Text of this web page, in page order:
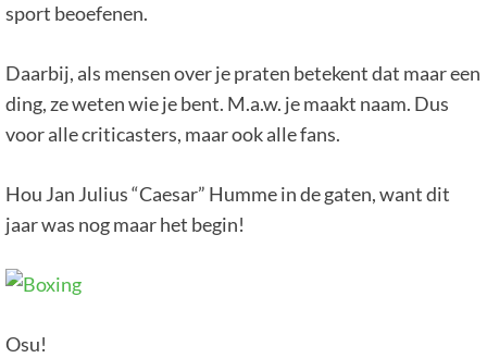
sport beoefenen.
Daarbij, als mensen over je praten betekent dat maar een
ding, ze weten wie je bent. M.a.w. je maakt naam. Dus
voor alle criticasters, maar ook alle fans.
Hou Jan Julius “Caesar” Humme in de gaten, want dit
jaar was nog maar het begin!
Osu!